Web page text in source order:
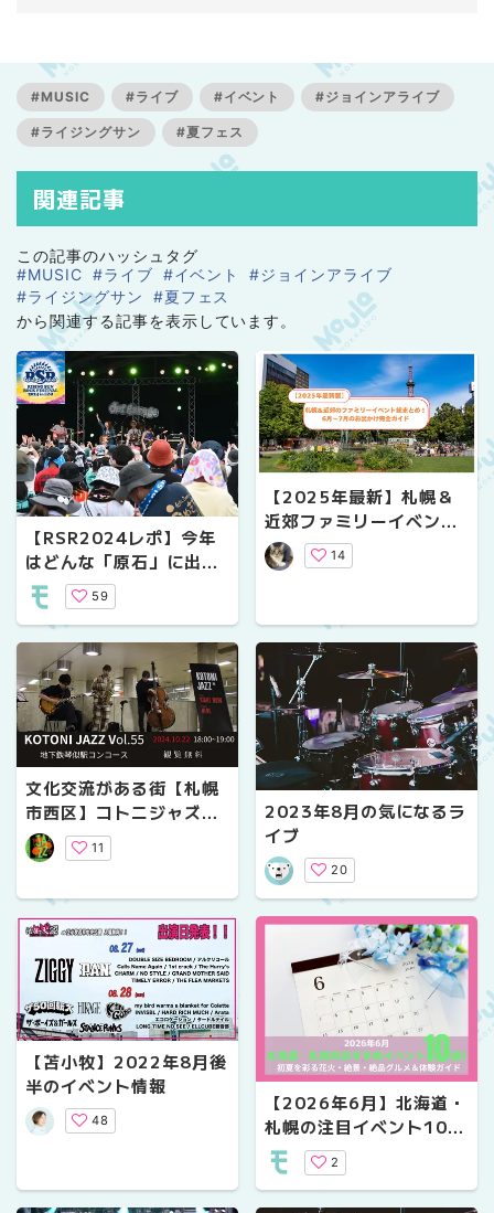
#MUSIC #ライブ #イベント #ジョインアライブ
#ライジングサン #夏フェス
関連記事
この記事のハッシュタグ
#MUSIC #ライブ #イベント
#ジョインアライブ
#ライジングサン
#夏フェス
から関連する記事を表示しています。
【RSR2024レポ】今年
はどんな「原石」に出会
えたのか？新人バンドの
登竜門「Rising Star」
を楽しんできた！
59
【2025年最新】札幌＆
近郊ファミリーイベント
総まとめ！6月〜7月のお
出かけ完全ガイド
14
文化交流がある街【札幌
市西区】コトニジャズを
はじめ市民が参加できる
文化芸術イベントをご紹
11
2023年8月の気になるラ
イブ
20
【苫小牧】2022年8月後
半のイベント情報
48
【2026年6月】北海道・
札幌の注目イベント10
選！｜初夏を彩る花火・
絶景・絶品グルメ＆体験
ガイド
2